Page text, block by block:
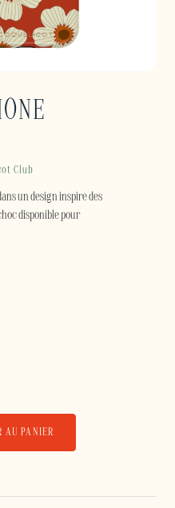
Club
un design inspiré des
disponible pour
AU PANIER